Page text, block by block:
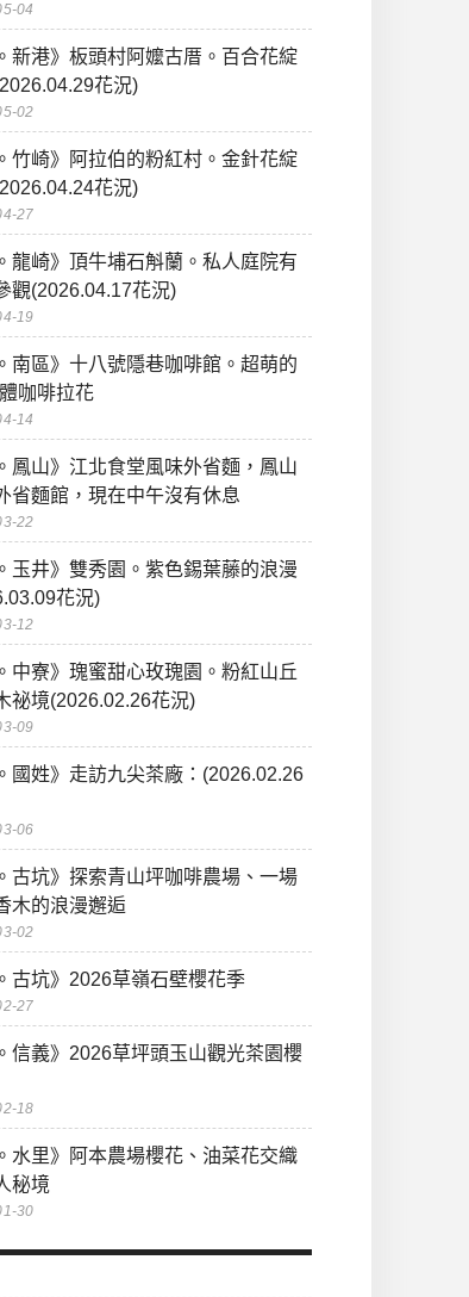
04
新港》板頭村阿嬤古厝。百合花綻
花況)
02
竹崎》阿拉伯的粉紅村。金針花綻
花況)
27
龍崎》頂牛埔石斛蘭。私人庭院有
觀(2026.04.17花況)
19
南區》十八號隱巷咖啡館。超萌的
咖啡拉花
14
鳳山》江北食堂風味外省麵，鳳山
省麵館，現在中午沒有休息
22
玉井》雙秀園。紫色錫葉藤的浪漫
花況)
12
中寮》瑰蜜甜心玫瑰園。粉紅山丘
祕境(2026.02.26花況)
09
國姓》走訪九尖茶廠：(2026.02.26
06
古坑》探索青山坪咖啡農場、一場
木的浪漫邂逅
02
古坑》2026草嶺石壁櫻花季
27
信義》2026草坪頭玉山觀光茶園櫻
18
水里》阿本農場櫻花、油菜花交織
秘境
30